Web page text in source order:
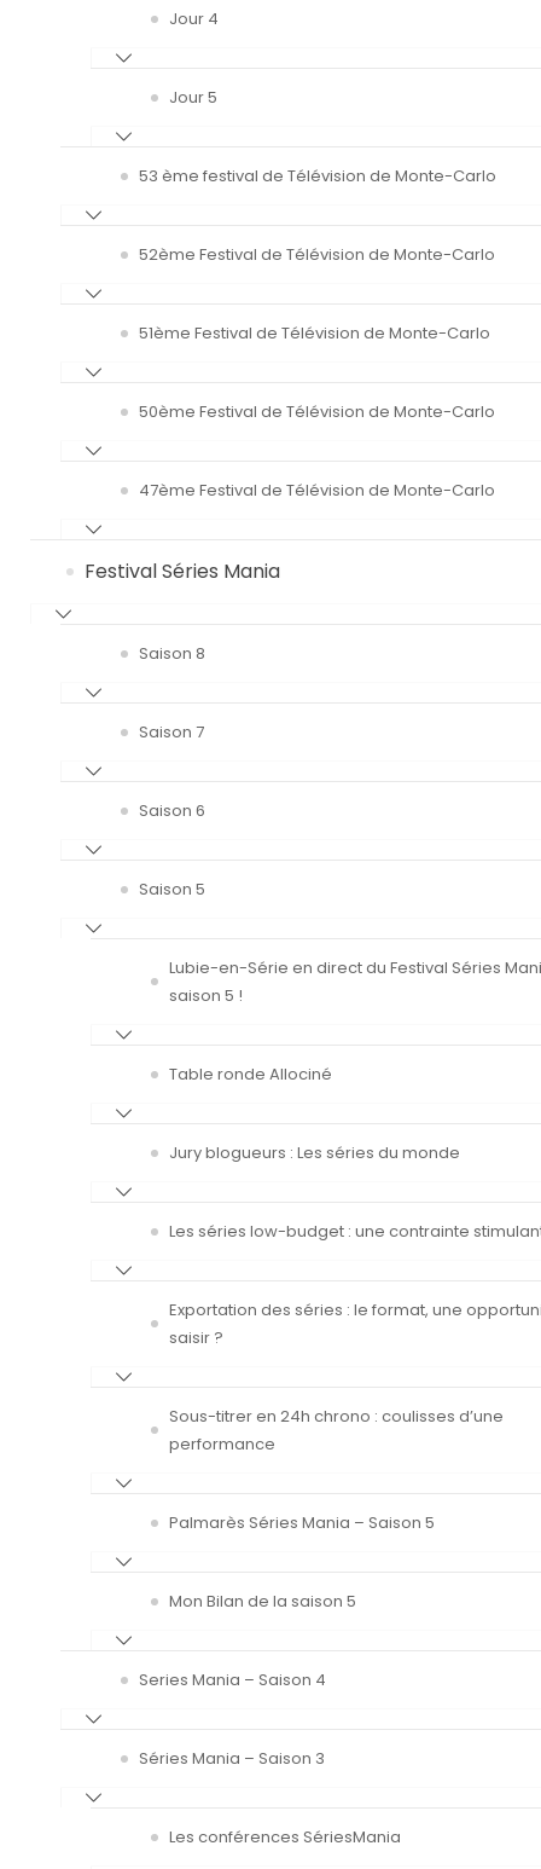
Jour 4
Jour 5
53 ème festival de Télévision de Monte-Carlo
52ème Festival de Télévision de Monte-Carlo
51ème Festival de Télévision de Monte-Carlo
50ème Festival de Télévision de Monte-Carlo
47ème Festival de Télévision de Monte-Carlo
Festival Séries Mania
Saison 8
Saison 7
Saison 6
Saison 5
Lubie-en-Série en direct du Festival Séries
saison 5 !
Table ronde Allociné
Jury blogueurs : Les séries du monde
Les séries low-budget : une contrainte
Exportation des séries : le format, une
saisir ?
Sous-titrer en 24h chrono : coulisses d’une
performance
Palmarès Séries Mania – Saison 5
Mon Bilan de la saison 5
Series Mania – Saison 4
Séries Mania – Saison 3
Les conférences SériesMania